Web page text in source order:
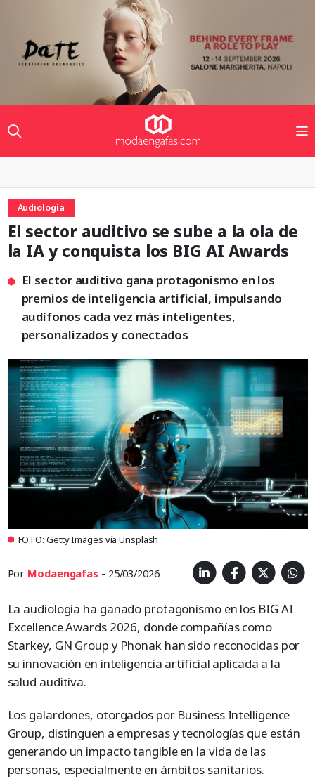
Audiología
El sector auditivo se sube a la ola de
la IA y conquista los BIG AI Awards
El sector auditivo gana protagonismo en los
premios de inteligencia artificial, impulsando
audífonos cada vez más inteligentes,
personalizados y conectados
FOTO: Getty Images vía Unsplash
Por Modaengafas - 25/03/2026
La audiología ha ganado protagonismo en los BIG AI
Excellence Awards 2026, donde compañías como
Starkey, GN Group y Phonak han sido reconocidas por
su innovación en inteligencia artificial aplicada a la
salud auditiva.
Los galardones, otorgados por Business Intelligence
Group, distinguen a empresas y tecnologías que están
generando un impacto tangible en la vida de las
personas, especialmente en ámbitos sanitarios.